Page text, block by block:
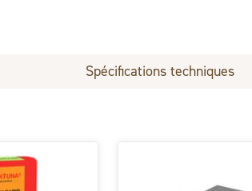
Spécifications techniques